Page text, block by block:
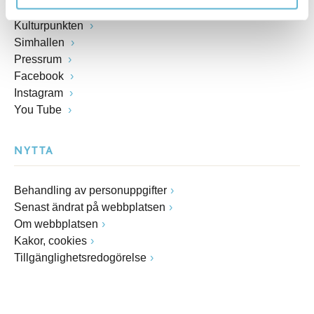
E-förslag
Kulturpunkten
Simhallen
Pressrum
Facebook
Instagram
You Tube
NYTTA
Behandling av personuppgifter
Senast ändrat på webbplatsen
Om webbplatsen
Kakor, cookies
Tillgänglighetsredogörelse